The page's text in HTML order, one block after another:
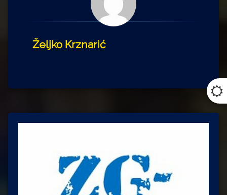
Željko Krznarić